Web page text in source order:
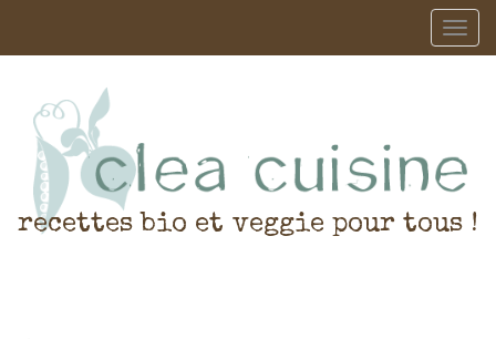
recettes bio et veggie pour tous !